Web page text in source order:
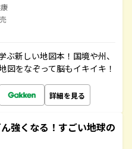
新しい地図本！国境や州、
図をなぞって脳もイキイキ！
詳細を見る
強くなる！すごい地球の